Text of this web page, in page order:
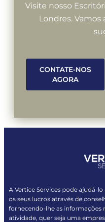
Visite nosso
Londres. Vamos
CONTATE-NOS
AGORA
A Vertice Services pode ajudá-
os seus lucros através de
fornecendo-lhe as informações
atividade, quer seja uma